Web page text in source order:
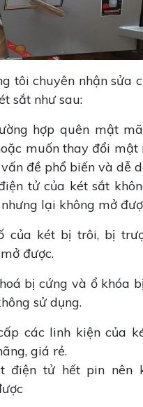
tôi chuyên nhận sửa
sắt như sau:
hợp quên mật
muốn thay đổi
đề phổ biến và dễ
tử của két sắt
lại không mở
của két bị trôi, bị
được.
bị cứng và ổ khóa
sử dụng.
các linh kiện của
giá rẻ.
điện tử hết pin nên